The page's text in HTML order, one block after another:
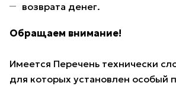
возврата денег.
Обращаем внимание!
Имеется Перечень технически
для которых установлен особый